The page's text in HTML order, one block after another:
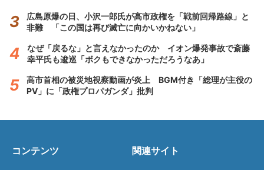
広島原爆の日、小沢一郎氏が高市政権を「戦前回帰路線」と
非難 「この国は再び滅亡に向かいかねない」
なぜ「戻るな」と言えなかったのか イオン爆発事故で斎藤
幸平氏も逡巡「ボクもできなかっただろうなあ」
高市首相の被災地視察動画が炎上 BGM付き「総理が主役の
PV」に「政権プロパガンダ」批判
コンテンツ 関連サイト